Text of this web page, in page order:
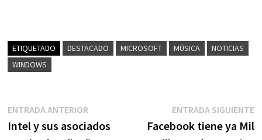
ETIQUETADO DESTACADO MICROSOFT MÚSICA
NOTICIAS
WINDOWS
Navegación
de
ENTRADA ANTERIOREntrada
anterior:
Intel y sus asociados
ENTRADA SIGUIENTE
Facebook tiene ya Mil